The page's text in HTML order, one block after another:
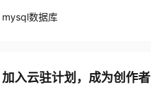
mysql数据库
加入云驻计划，成为创作者